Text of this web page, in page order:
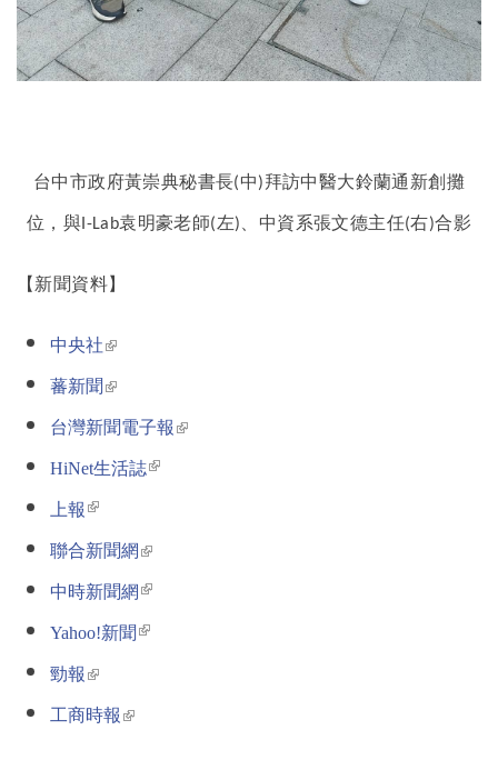
台中市政府黃崇典秘書長(中)拜訪中醫大鈴蘭通新創攤
位，與 I-Lab袁明豪老師(左) 、中資系張文德主任(右)合影
【新聞資料】
中央社(link is external)
蕃新聞 (link is external)
台灣新聞電子報 (link is external)
HiNet生活誌(link is external)
上報 (link is external)
聯合新聞網 (link is external)
中時新聞網 (link is external)
Yahoo!新聞 (link is external)
勁報 (link is external)
工商時報 (link is external)